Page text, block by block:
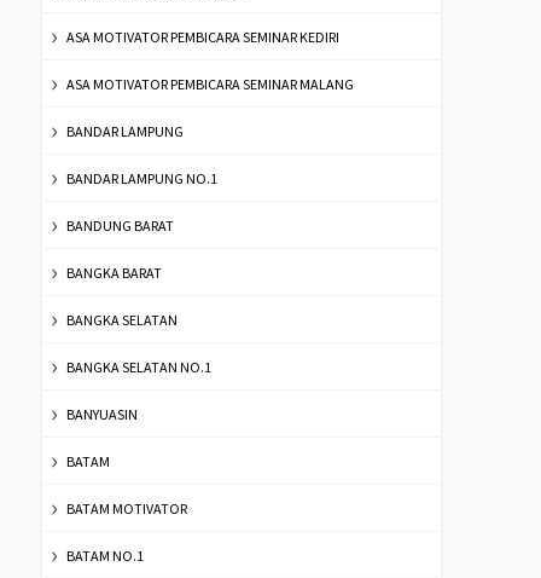
ASA MOTIVATOR PEMBICARA SEMINAR KEDIRI
ASA MOTIVATOR PEMBICARA SEMINAR MALANG
BANDAR LAMPUNG
BANDAR LAMPUNG NO.1
BANDUNG BARAT
BANGKA BARAT
BANGKA SELATAN
BANGKA SELATAN NO.1
BANYUASIN
BATAM
BATAM MOTIVATOR
BATAM NO.1